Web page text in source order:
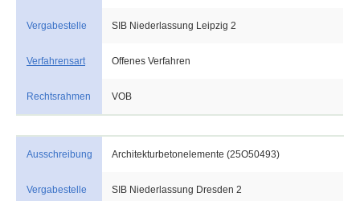
Vergabestelle SIB Niederlassung Leipzig 2
Verfahrensart Offenes Verfahren
Rechtsrahmen VOB
Ausschreibung Architekturbetonelemente (25O50493)
Vergabestelle SIB Niederlassung Dresden 2